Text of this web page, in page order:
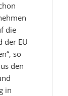
die
der EU
so
den
in